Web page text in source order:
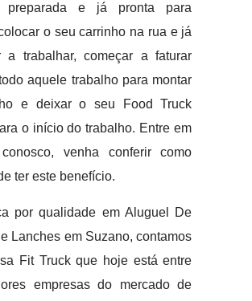
preparada e já pronta para
o seu carrinho na rua e já
a trabalhar, começar a faturar
aquele trabalho para montar
e deixar o seu Food Truck
o início do trabalho. Entre em
venha conferir como
ter este benefício.
por qualidade em Aluguel De
Lanches em Suzano, contamos
Fit Truck que hoje está entre
empresas do mercado de